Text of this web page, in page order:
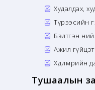
Худалдах,
Түрээсийн
Бэлтгэн
Ажил
Хөдөлмөрийн
Тушаалын